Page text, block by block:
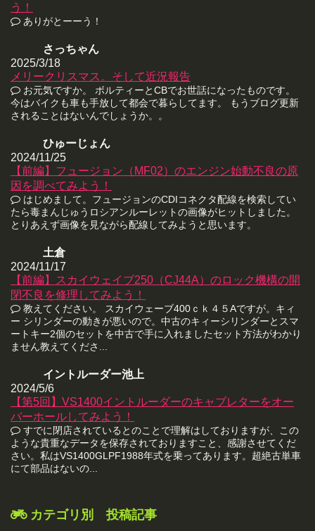
う！
ありがとーーう！
さっちゃん
2025/3/18
メリークリスマス。そして近況報告
お元気ですか。 ボルティーとCBでお世話になったものです。
今はバイクも車も手放して都会で暮らしてます。 もうブログ更新
されることはないんでしょうか。。
ひゅーじょん
2024/11/25
【前編】フュージョン（MF02）のエンジン始動不良の原
因を調べてみよう！
はじめまして。フュージョンのCDIコネクタ配線を検索してい
たら毒まんじゅうロシアンルーレットの画像がヒットしました。
とりあえず画像を見ながら配線してみようと思います。
土倉
2024/11/17
【前編】スカイウェイブ250（CJ44A）のロック機構の開
閉不良を修理してみよう！
教えてください。 スカイウェーブ400ｃｋ４５Aですが。キィ
ー シリンダーの動きが悪いので。中古のキィーシリンダーとスマ
ートキー2個のセットを中古で手に入れましたセット方法がわかり
ません教えてくださ...
イントルーダー池上
2024/5/6
【第5回】VS1400イントルーダーのキャブレターをオー
バーホールしてみよう！
すでに閉店されているとのことで理解はしておりますが、この
ような貴重なデータを保存されておりますこと、感謝させてくだ
さい。私はVS1400GLPF1988年式を乗ってあります。超絶古単車
にて部品はないの...
カテゴリ別 投稿記事